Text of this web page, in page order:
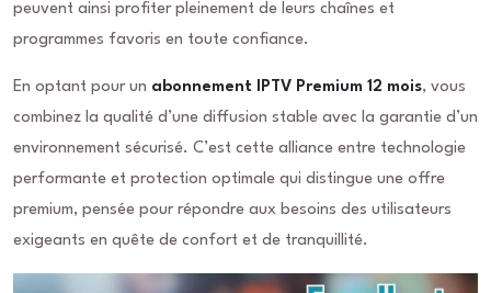
peuvent ainsi profiter pleinement de leurs chaînes et
programmes favoris en toute confiance.
En optant pour un abonnement IPTV Premium 12 mois, vous
combinez la qualité d’une diffusion stable avec la garantie d’un
environnement sécurisé. C’est cette alliance entre technologie
performante et protection optimale qui distingue une offre
premium, pensée pour répondre aux besoins des utilisateurs
exigeants en quête de confort et de tranquillité.